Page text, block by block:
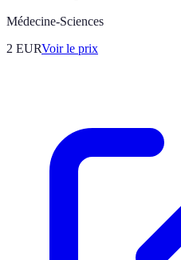
Médecine-Sciences
2 EURVoir le prix